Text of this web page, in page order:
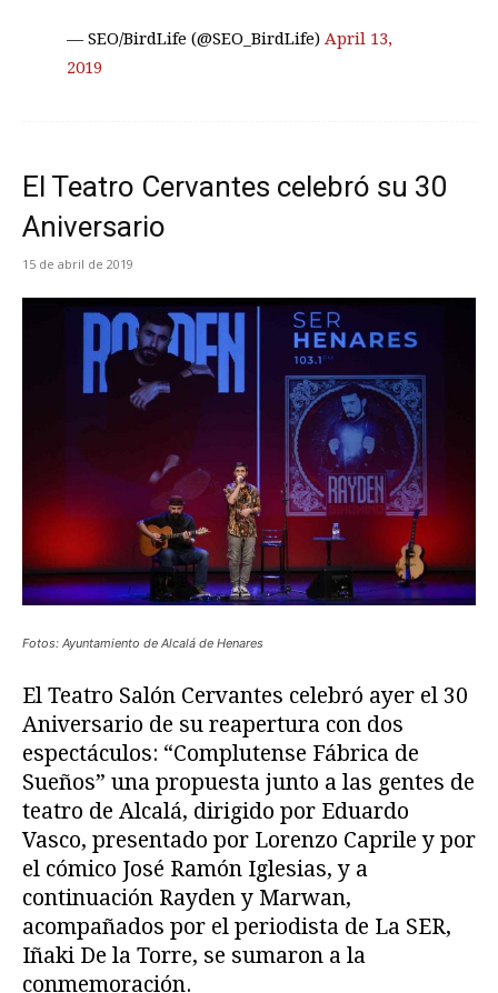
— SEO/BirdLife (@SEO_BirdLife) April 13,
2019
El Teatro Cervantes celebró su 30
Aniversario
15 de abril de 2019
Fotos: Ayuntamiento de Alcalá de Henares
El Teatro Salón Cervantes celebró ayer el 30
Aniversario de su reapertura con dos
espectáculos: “Complutense Fábrica de
Sueños” una propuesta junto a las gentes de
teatro de Alcalá, dirigido por Eduardo
Vasco, presentado por Lorenzo Caprile y por
el cómico José Ramón Iglesias, y a
continuación Rayden y Marwan,
acompañados por el periodista de La SER,
Iñaki De la Torre, se sumaron a la
conmemoración.